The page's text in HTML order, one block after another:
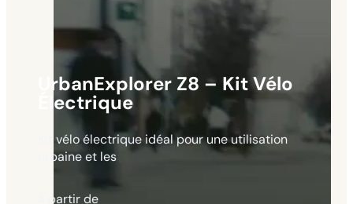
UrbanExplorer Z8 – Kit Vélo
Électrique
Kit vélo électrique idéal pour une utilisation
urbaine et les
à partir de